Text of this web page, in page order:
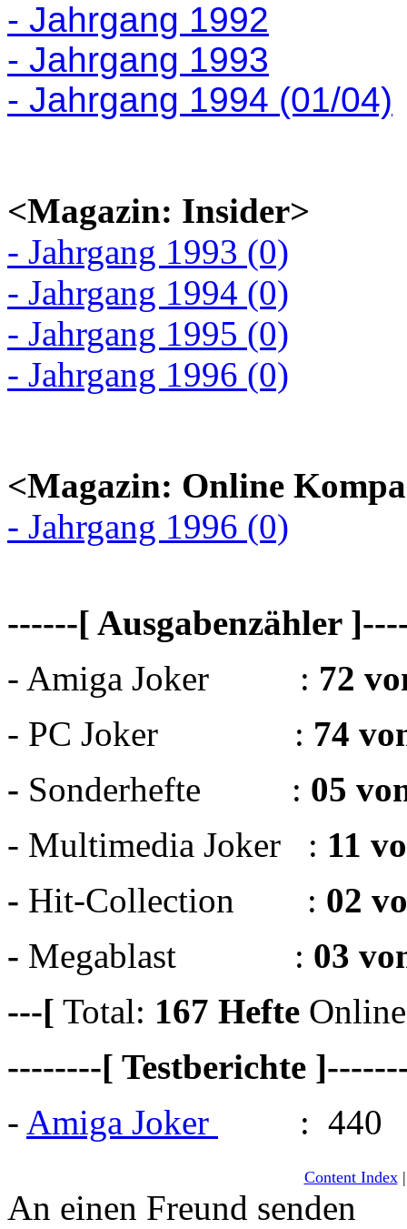
- Jahrgang 1992
- Jahrgang 1993
- Jahrgang 1994 (01/04)
<Magazin: Insider>
- Jahrgang 1993 (0)
- Jahrgang 1994 (0)
- Jahrgang 1995 (0)
- Jahrgang 1996 (0)
<Magazin: Online
- Jahrgang 1996 (0)
------[ Ausgabenzähler
- Amiga Joker : 72
- PC Joker : 74
- Sonderhefte : 05
- Multimedia Joker : 11
- Hit-Collection : 02
- Megablast : 03
---[ Total: 167 Hefte Online
--------[ Testberichte
- Amiga Joker : 440
Content Index
An einen Freund senden